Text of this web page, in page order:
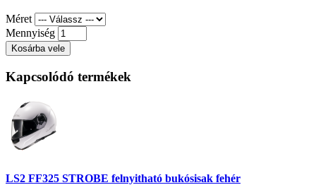
Méret
Mennyiség
Kosárba vele
Kapcsolódó termékek
LS2 FF325 STROBE felnyitható bukósisak fehér